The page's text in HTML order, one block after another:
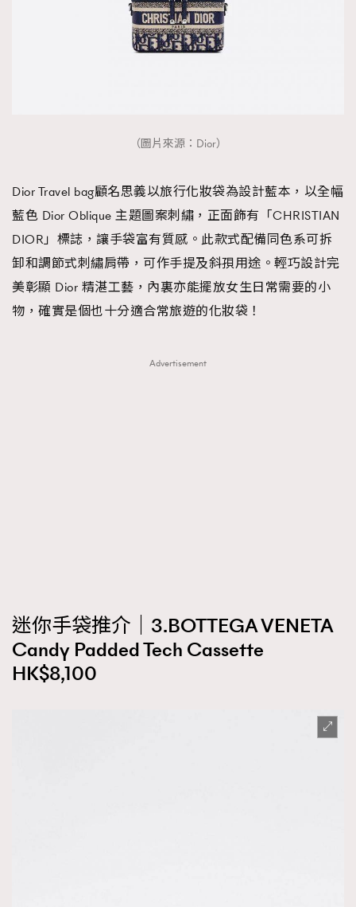
（圖片來源：Dior）
Dior Travel bag顧名思義以旅行化妝袋為設計藍本，以全幅
藍色 Dior Oblique 主題圖案刺繡，正面飾有「CHRISTIAN
DIOR」標誌，讓手袋富有質感。此款式配備同色系可拆
卸和調節式刺繡肩帶，可作手提及斜孭用途。輕巧設計完
美彰顯 Dior 精湛工藝，內裏亦能擺放女生日常需要的小
物，確實是個也十分適合常旅遊的化妝袋！
Advertisement
迷你手袋推介｜3.BOTTEGA VENETA
Candy Padded Tech Cassette
HK$8,100